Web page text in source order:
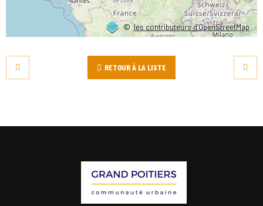
©les contributeurs d’OpenStreetMap
RETOUR À LA LISTE